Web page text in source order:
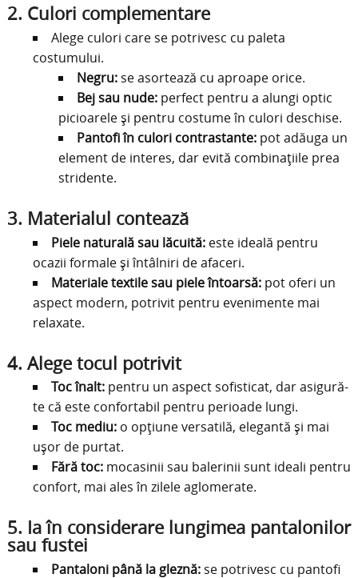
2. Culori complementare
Alege culori care se potrivesc cu paleta
costumului.
Negru:se asortează cu aproape orice.
Bej sau nude:perfect pentru a alungi optic
picioarele și pentru costume în culori deschise.
Pantofi în culori contrastante:pot adăuga un
element de interes, dar evită combinațiile prea
stridente.
3. Materialul contează
Piele naturală sau lăcuită:este ideală pentru
ocazii formale și întâlniri de afaceri.
Materiale textile sau piele întoarsă:pot oferi un
aspect modern, potrivit pentru evenimente mai
relaxate.
4. Alege tocul potrivit
Toc înalt:pentru un aspect sofisticat, dar asigură-
te că este confortabil pentru perioade lungi.
Toc mediu:o opțiune versatilă, elegantă și mai
ușor de purtat.
Fără toc:mocasinii sau balerinii sunt ideali pentru
confort, mai ales în zilele aglomerate.
5. Ia în considerare lungimea pantalonilor
sau fustei
Pantaloni până la gleznă:se potrivesc cu pantofi